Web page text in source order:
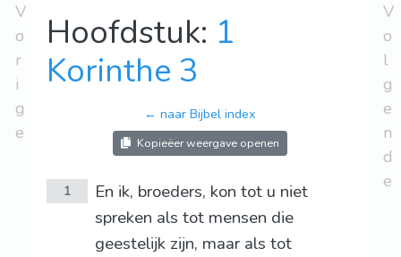
V
o
r
i
g
e
Hoofdstuk: 1
Korinthe 3
← naar Bijbel index
Kopieëer weergave openen
1
En ik, broeders, kon tot u niet
spreken als tot mensen die
geestelijk zijn, maar als tot
V
o
l
g
e
n
d
e